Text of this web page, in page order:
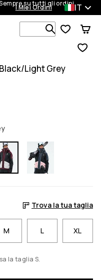
su tutti gli ordini.
I Miei Ordini IT
Cerca tra 1
Light Grey
Trova la tua taglia
M L XL
la taglia S.